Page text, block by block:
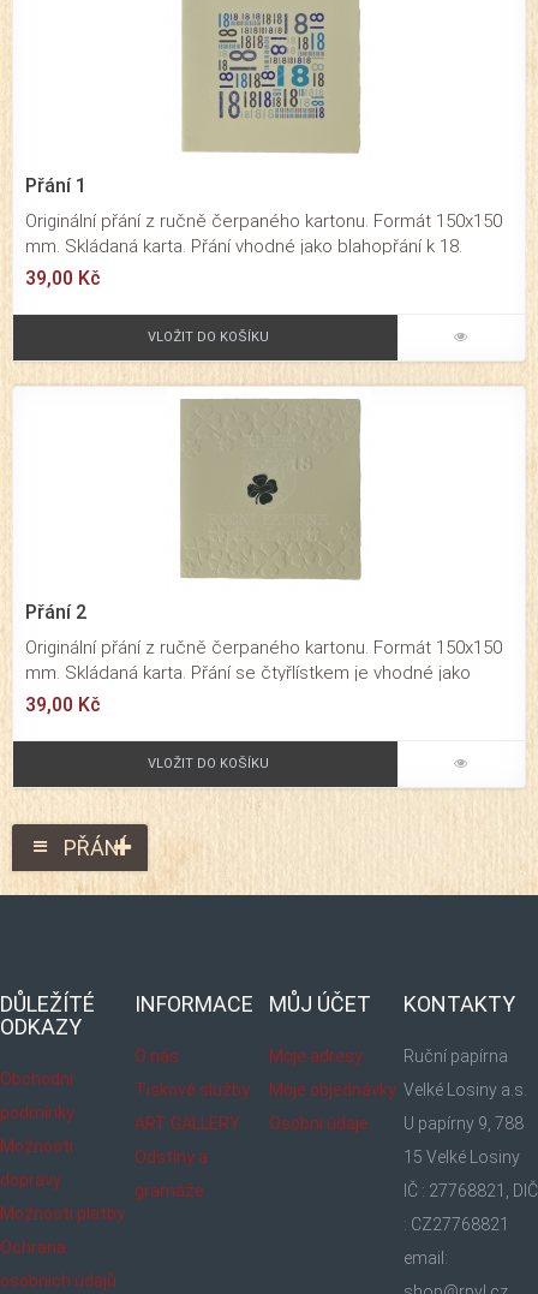
Přání 1
Originální přání z ručně čerpaného kartonu. Formát 150x150
mm. Skládaná karta. Přání vhodné jako blahopřání k 18.
narozeninám. Působí velmi originálním dojmem. Baleno je
39,00 Kč
VLOŽIT DO KOŠÍKU
Přání 2
Originální přání z ručně čerpaného kartonu. Formát 150x150
mm. Skládaná karta. Přání se čtyřlístkem je vhodné jako
blahopřání k 18. narozeninám. Působí velmi originálním
celofánové fólii.
39,00 Kč
VLOŽIT DO KOŠÍKU
PŘÁNÍ
DŮLEŽÍTÉ
ODKAZY
Obchodní
podmínky
Možnosti
dopravy
Možnosti platby
Ochrana
osobních údajů
INFORMACE
O nás
Tiskové služby
ART GALLERY
Odstíny a
gramáže
MŮJ ÚČET
Moje adresy
Moje objednávky
Osobní údaje
KONTAKTY
Ruční papírna
Velké Losiny a.s.
U papírny 9, 788
15 Velké Losiny
IČ : 27768821, DIČ
: CZ27768821
email: